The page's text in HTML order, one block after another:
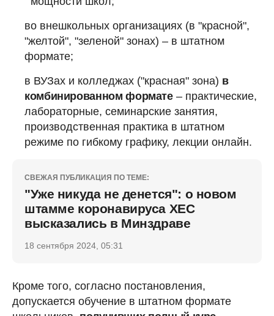
во внешкольных организациях (в "красной",
"желтой", "зеленой" зонах) – в штатном
формате;
в ВУЗах и колледжах ("красная" зона) в
комбинированном формате– практические,
лабораторные, семинарские занятия,
производственная практика в штатном
режиме по гибкому графику, лекции онлайн.
СВЕЖАЯ ПУБЛИКАЦИЯ ПО ТЕМЕ:
"Уже никуда не денется": о новом
штамме коронавируса ХЕС
высказались в Минздраве
18 сентября 2024, 05:31
Кроме того, согласно постановления,
допускается обучение в штатном формате